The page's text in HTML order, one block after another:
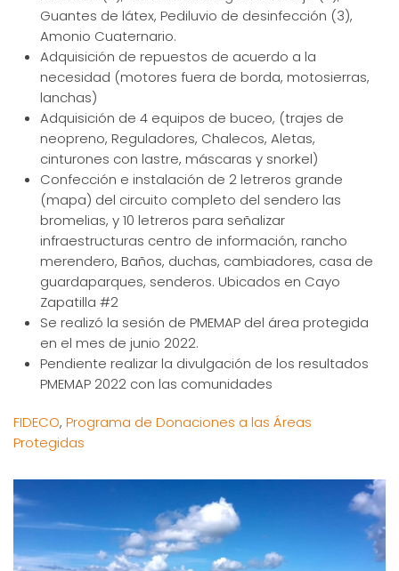
Guantes de látex, Pediluvio de desinfección (3),
Amonio Cuaternario.
Adquisición de repuestos de acuerdo a la
necesidad (motores fuera de borda, motosierras,
lanchas)
Adquisición de 4 equipos de buceo, (trajes de
neopreno, Reguladores, Chalecos, Aletas,
cinturones con lastre, máscaras y snorkel)
Confección e instalación de 2 letreros grande
(mapa) del circuito completo del sendero las
bromelias, y 10 letreros para señalizar
infraestructuras centro de información, rancho
merendero, Baños, duchas, cambiadores, casa de
guardaparques, senderos. Ubicados en Cayo
Zapatilla #2
Se realizó la sesión de PMEMAP del área protegida
en el mes de junio 2022.
Pendiente realizar la divulgación de los resultados
PMEMAP 2022 con las comunidades
FIDECO, Programa de Donaciones a las Áreas
Protegidas